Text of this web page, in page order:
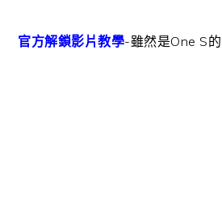
官方解鎖影片教學-雖然是One S